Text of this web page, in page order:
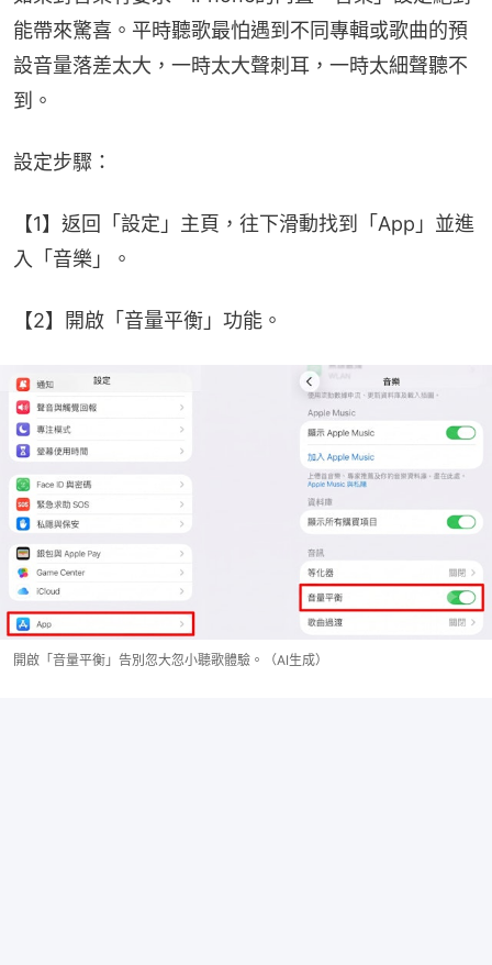
能帶來驚喜。平時聽歌最怕遇到不同專輯或歌曲的預
設音量落差太大，一時太大聲刺耳，一時太細聲聽不
到。
設定步驟：
【1】返回「設定」主頁，往下滑動找到「App」並進
入「音樂」。
【2】開啟「音量平衡」功能。
開啟「音量平衡」告別忽大忽小聽歌體驗。（AI生成）